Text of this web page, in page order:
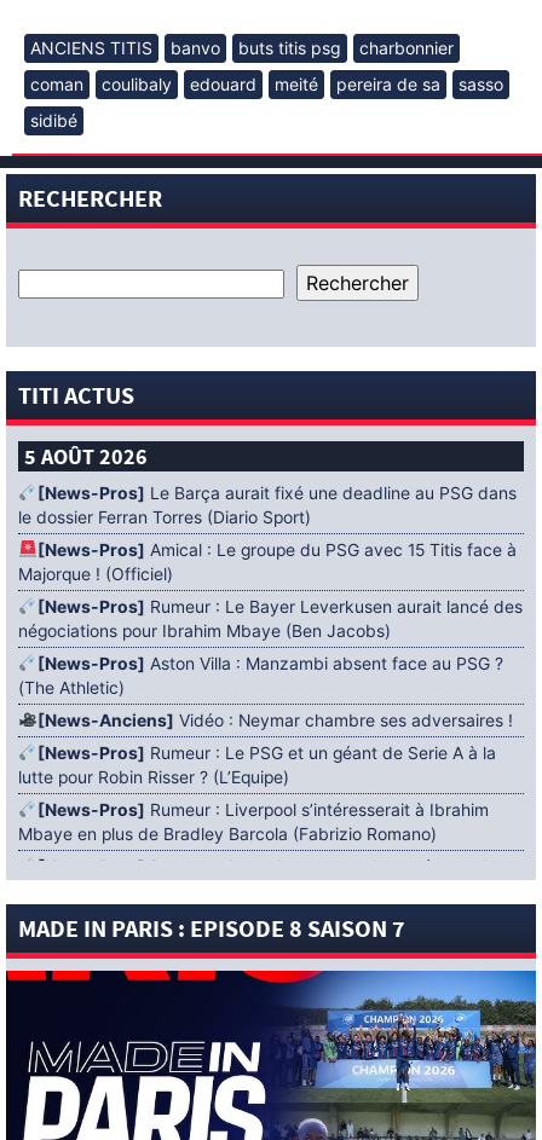
ANCIENS TITIS banvo buts titis psg
charbonnier
coman
coulibaly edouard meité pereira de sa
sasso
sidibé
RECHERCHER
TITI ACTUS
5 AOÛT 2026
[News-Pros] Le Barça aurait fixé une deadline au PSG dans
le dossier Ferran Torres (Diario Sport)
[News-Pros] Amical : Le groupe du PSG avec 15 Titis face à
Majorque ! (Officiel)
[News-Pros] Rumeur : Le Bayer Leverkusen aurait lancé des
négociations pour Ibrahim Mbaye (Ben Jacobs)
[News-Pros] Aston Villa : Manzambi absent face au PSG ?
(The Athletic)
[News-Anciens] Vidéo : Neymar chambre ses adversaires !
[News-Pros] Rumeur : Le PSG et un géant de Serie A à la
lutte pour Robin Risser ? (L’Equipe)
[News-Pros] Rumeur : Liverpool s’intéresserait à Ibrahim
Mbaye en plus de Bradley Barcola (Fabrizio Romano)
[News-Pros]
Rumeur : Accord contractuel trouvé entre le
[News-Pros]Rumeur : Le PSG aurait lancé un ultimatum
4 AOÛT 2026
Mercato : Khalil Ayari prêté à Dunkerque
(Officiel)
[News-Anciens]Leverkusen : un retour de Diaby envisagé
(Foot Mercato)
[News-Formation]Nsoki va filer au Dinamo Zagreb
MADE IN PARIS : EPISODE 8 SAISON 7